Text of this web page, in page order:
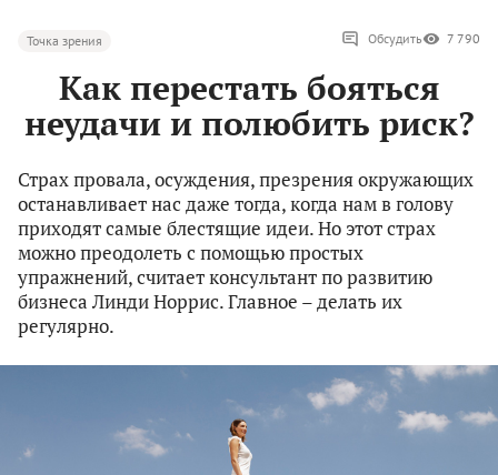
Точка зрения Обсудить 7 790
Как перестать бояться
неудачи и полюбить риск?
Страх провала, осуждения, презрения окружающих
останавливает нас даже тогда, когда нам в голову
приходят самые блестящие идеи. Но этот страх
можно преодолеть с помощью простых
упражнений, считает консультант по развитию
бизнеса Линди Норрис. Главное – делать их
регулярно.